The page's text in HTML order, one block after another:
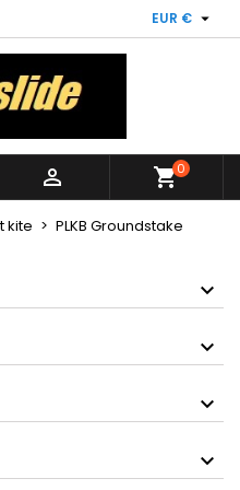
EUR € 
 shopping_cart0
kite
PLKB Groundstake
×
×
×
ajouter des produits
Annuler Connexion